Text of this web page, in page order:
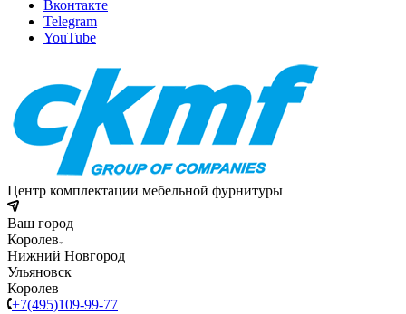
Вконтакте
Telegram
YouTube
Центр комплектации мебельной фурнитуры
Ваш город
Королев
Нижний Новгород
Ульяновск
Королев
+7(495)109-99-77